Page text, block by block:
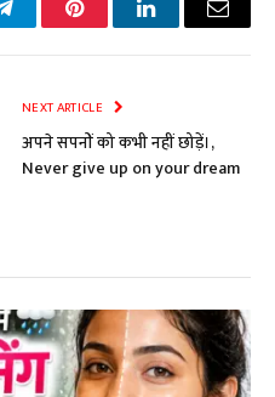
TelegramPinterestLinkedInEmail
NEXT ARTICLE
अपने सपनों को कभी नहीं छोड़ें।,
Never give up on your dream